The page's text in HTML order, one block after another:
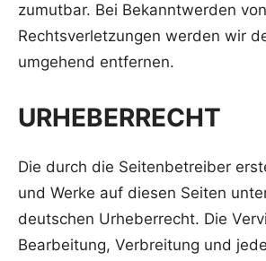
zumutbar. Bei Bekanntwerden von
Rechtsverletzungen werden wir
umgehend entfernen.
URHEBERRECHT
Die durch die Seitenbetreiber
und Werke auf diesen Seiten
deutschen Urheberrecht. Die
Bearbeitung, Verbreitung und